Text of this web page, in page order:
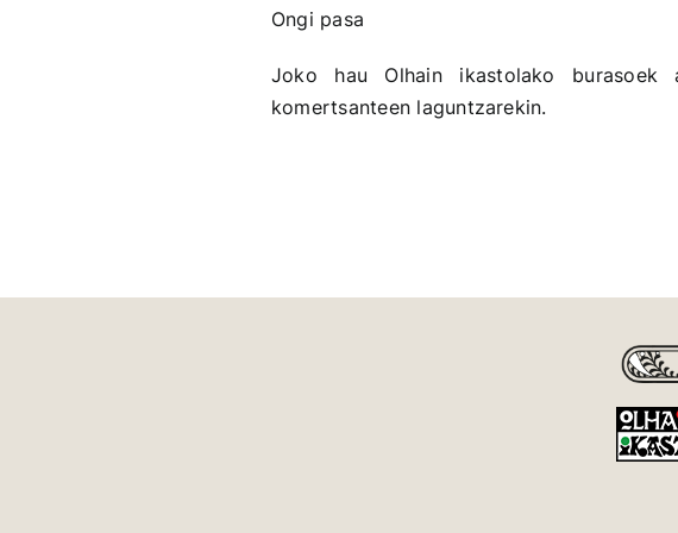
Ongi pasa
Joko hau Olhain ikastolako burasoek
komertsanteen laguntzarekin.